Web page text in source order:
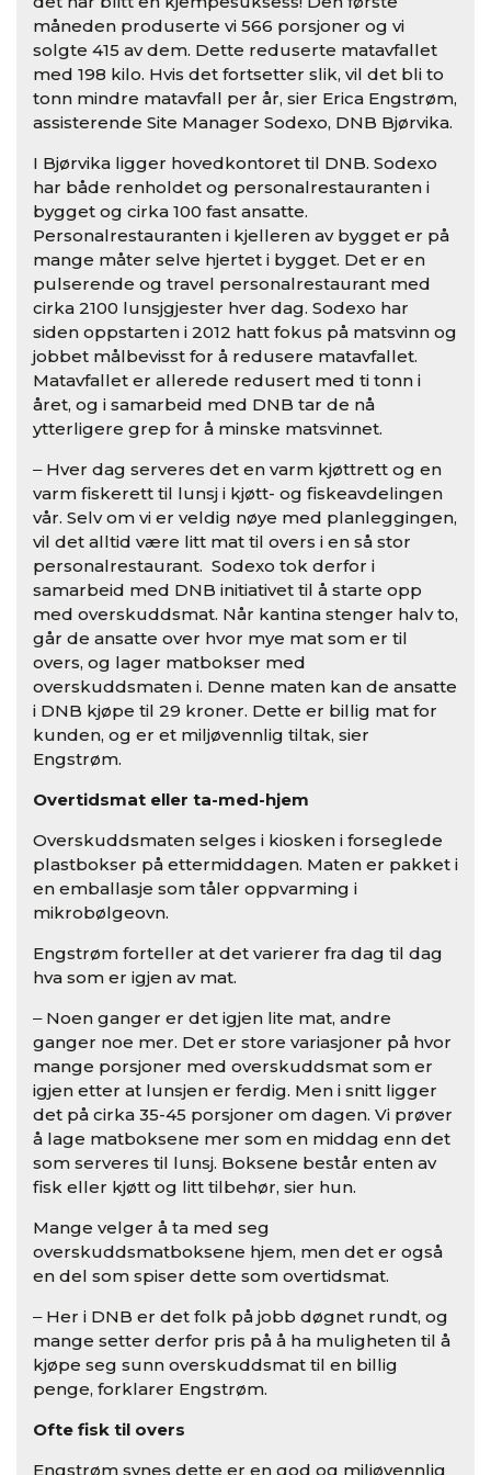
måneden produserte vi 566 porsjoner og vi
solgte 415 av dem. Dette reduserte matavfallet
med 198 kilo. Hvis det fortsetter slik, vil det bli to
tonn mindre matavfall per år, sier Erica Engstrøm,
assisterende Site Manager Sodexo, DNB Bjørvika.
I Bjørvika ligger hovedkontoret til DNB. Sodexo
har både renholdet og personalrestauranten i
bygget og cirka 100 fast ansatte.
Personalrestauranten i kjelleren av bygget er på
mange måter selve hjertet i bygget. Det er en
pulserende og travel personalrestaurant med
cirka 2100 lunsjgjester hver dag. Sodexo har
siden oppstarten i 2012 hatt fokus på matsvinn og
jobbet målbevisst for å redusere matavfallet.
Matavfallet er allerede redusert med ti tonn i
året, og i samarbeid med DNB tar de nå
ytterligere grep for å minske matsvinnet.
‒ Hver dag serveres det en varm kjøttrett og en
varm fiskerett til lunsj i kjøtt- og fiskeavdelingen
vår. Selv om vi er veldig nøye med planleggingen,
vil det alltid være litt mat til overs i en så stor
personalrestaurant. Sodexo tok derfor i
samarbeid med DNB initiativet til å starte opp
med overskuddsmat. Når kantina stenger halv to,
går de ansatte over hvor mye mat som er til
overs, og lager matbokser med
overskuddsmaten i. Denne maten kan de ansatte
i DNB kjøpe til 29 kroner. Dette er billig mat for
kunden, og er et miljøvennlig tiltak, sier
Engstrøm.
Overtidsmat eller ta-med-hjem
Overskuddsmaten selges i kiosken i forseglede
plastbokser på ettermiddagen. Maten er pakket i
en emballasje som tåler oppvarming i
mikrobølgeovn.
Engstrøm forteller at det varierer fra dag til dag
hva som er igjen av mat.
‒ Noen ganger er det igjen lite mat, andre
ganger noe mer. Det er store variasjoner på hvor
mange porsjoner med overskuddsmat som er
igjen etter at lunsjen er ferdig. Men i snitt ligger
det på cirka 35-45 porsjoner om dagen. Vi prøver
å lage matboksene mer som en middag enn det
som serveres til lunsj. Boksene består enten av
fisk eller kjøtt og litt tilbehør, sier hun.
Mange velger å ta med seg
overskuddsmatboksene hjem, men det er også
en del som spiser dette som overtidsmat.
‒ Her i DNB er det folk på jobb døgnet rundt, og
mange setter derfor pris på å ha muligheten til å
kjøpe seg sunn overskuddsmat til en billig
penge, forklarer Engstrøm.
Ofte fisk til overs
Engstrøm synes dette er en god og miljøvennlig